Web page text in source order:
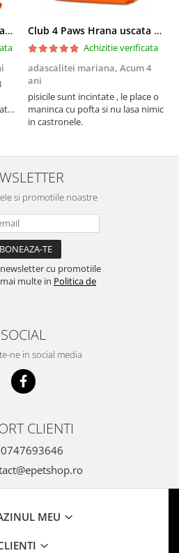
Club 4 Paws Sensitive Hrana uscata pisici adulte, 14kg
cu
Club 4 Paws Hrana uscata pisici sterilizate, 2kg
Achizitie verificata
adascalitei mariana, Acum 4
ani
pisicile sunt incintate , le place o
maninca cu pofta si nu lasa nimic
in castronele.
si promotiile noastre
cu promotiile
multe in Politica de
SOCIAL
ne in social media
CLIENTI
0747693646
MEU